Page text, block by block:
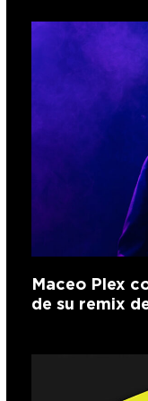
Maceo Plex
de su remix